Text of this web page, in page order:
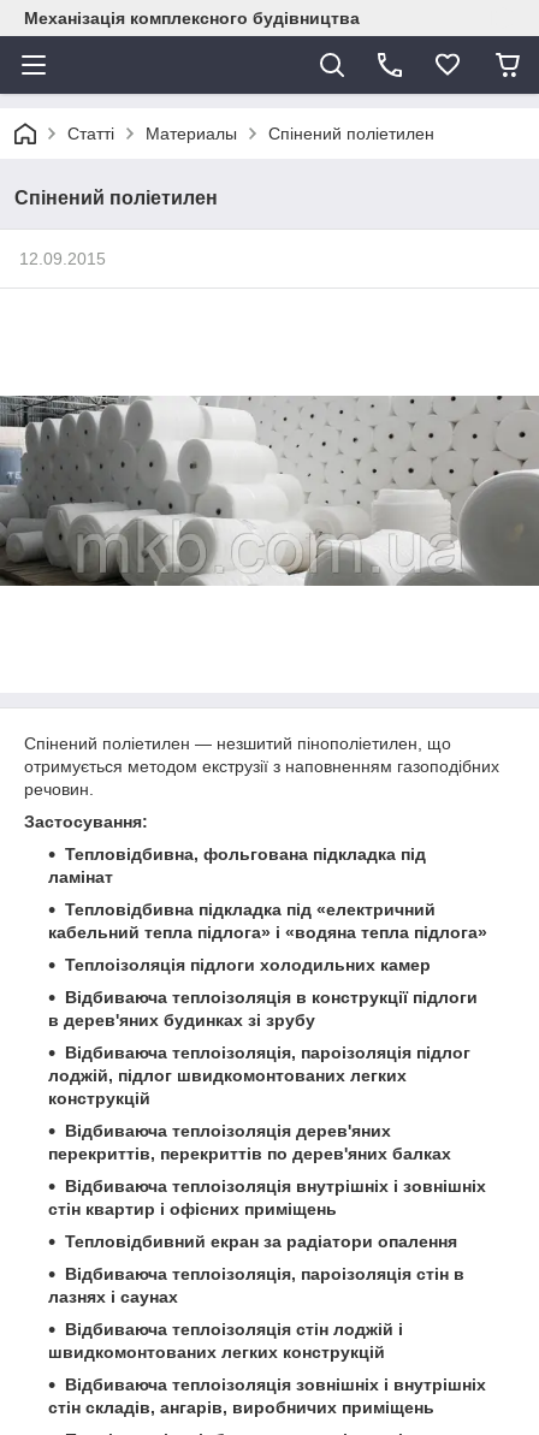
Механізація комплексного будівництва
Статті Материалы Спінений поліетилен
Спінений поліетилен
12.09.2015
Спінений поліетилен — незшитий пінополіетилен, що
отримується методом екструзії з наповненням газоподібних
речовин.
Застосування:
Тепловідбивна, фольгована підкладка під
ламінат
Тепловідбивна підкладка під «електричний
кабельний тепла підлога» і «водяна тепла підлога»
Теплоізоляція підлоги холодильних камер
Відбиваюча теплоізоляція в конструкції підлоги
в дерев'яних будинках зі зрубу
Відбиваюча теплоізоляція, пароізоляція підлог
лоджій, підлог швидкомонтованих легких
конструкцій
Відбиваюча теплоізоляція дерев'яних
перекриттів, перекриттів по дерев'яних балках
Відбиваюча теплоізоляція внутрішніх і зовнішніх
стін квартир і офісних приміщень
Тепловідбивний екран за радіатори опалення
Відбиваюча теплоізоляція, пароізоляція стін в
лазнях і саунах
Відбиваюча теплоізоляція стін лоджій і
швидкомонтованих легких конструкцій
Відбиваюча теплоізоляція зовнішніх і внутрішніх
стін складів, ангарів, виробничих приміщень